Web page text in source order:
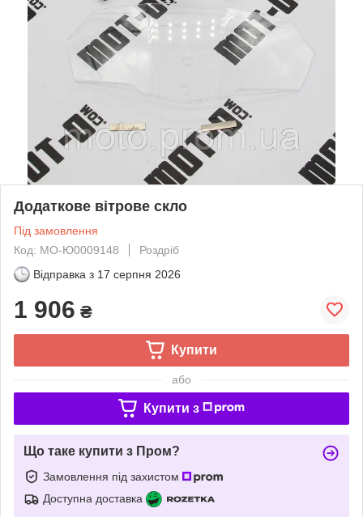
Додаткове вітрове скло
Під замовлення
Код: MO-Ю0009148
Роздріб
Відправка з 17 серпня 2026
1 906 ₴
Купити
або
Купити з
Що таке купити з Пром?
Замовлення під захистом
Доступна доставка